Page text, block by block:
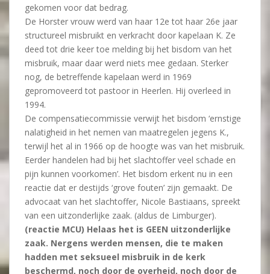
gekomen voor dat bedrag.
De Horster vrouw werd van haar 12e tot haar 26e jaar
structureel misbruikt en verkracht door kapelaan K. Ze
deed tot drie keer toe melding bij het bisdom van het
misbruik, maar daar werd niets mee gedaan. Sterker
nog, de betreffende kapelaan werd in 1969
gepromoveerd tot pastoor in Heerlen. Hij overleed in
1994.
De compensatiecommissie verwijt het bisdom ‘ernstige
nalatigheid in het nemen van maatregelen jegens K.,
terwijl het al in 1966 op de hoogte was van het misbruik.
Eerder handelen had bij het slachtoffer veel schade en
pijn kunnen voorkomen’. Het bisdom erkent nu in een
reactie dat er destijds ‘grove fouten’ zijn gemaakt. De
advocaat van het slachtoffer, Nicole Bastiaans, spreekt
van een uitzonderlijke zaak. (aldus de Limburger).
(reactie MCU) Helaas het is GEEN uitzonderlijke
zaak. Nergens werden mensen, die te maken
hadden met seksueel misbruik in de kerk
beschermd, noch door de overheid, noch door de